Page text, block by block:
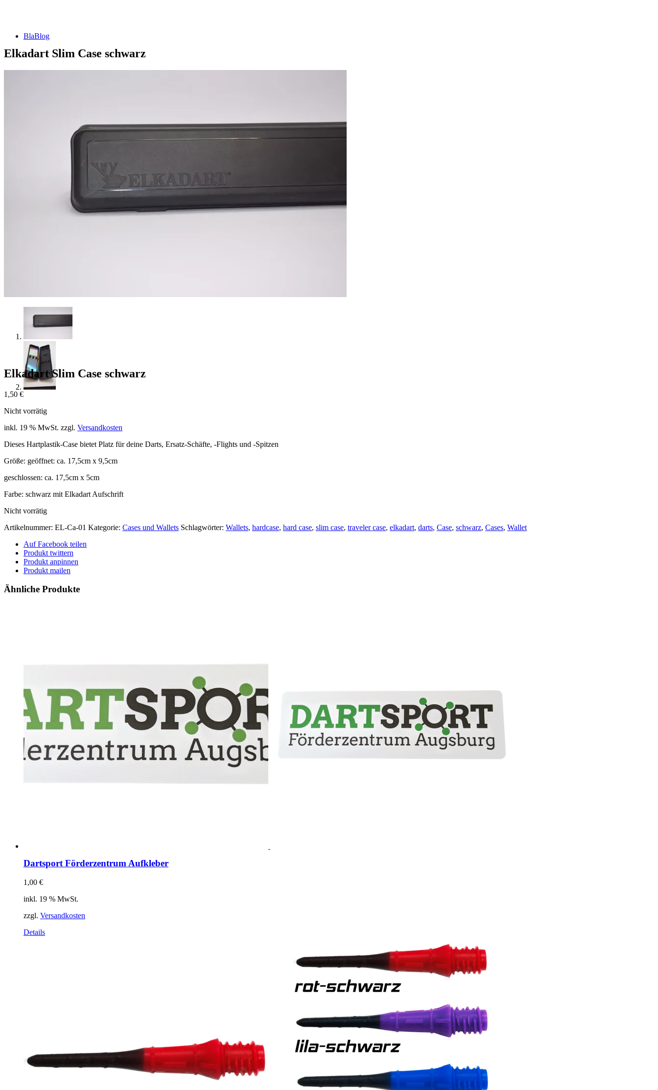
BlaBlog
DSFZ Konzept
Öffnungszeiten
🎯 FlowLiga Push – Z18 Community Challenge
Teilnahmebedingungen – FlowLiga Push Z18
Cashout Tabellen
Elkadart Slim Case schwarz
Elkadart Slim Case schwarz
1,50 €
Nicht vorrätig
inkl. 19 % MwSt. zzgl. Versandkosten
Dieses Hartplastik-Case bietet Platz für deine Darts, Ersatz-Schäfte, -Flights und -Spitzen
Größe: geöffnet: ca. 17,5cm x 9,5cm
geschlossen: ca. 17,5cm x 5cm
Farbe: schwarz mit Elkadart Aufschrift
Nicht vorrätig
Artikelnummer: EL-Ca-01 Kategorie: Cases und Wallets Schlagwörter: Wallets, hardcase, hard case, slim case, traveler case, elkadart, darts, Case, schwarz, Cases, Wallet
Auf Facebook teilen
Produkt twittern
Produkt anpinnen
Produkt mailen
Ähnliche Produkte
Dartsport Förderzentrum Aufkleber
1,00 €
inkl. 19 % MwSt.
zzgl. Versandkosten
Details